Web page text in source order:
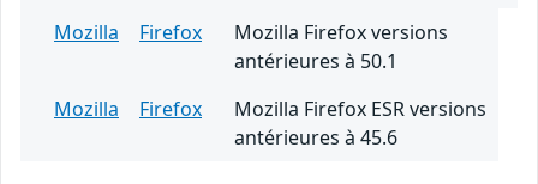
Mozilla Firefox
Mozilla Firefox versions
antérieures à 50.1
Mozilla
Firefox
Mozilla Firefox ESR versions
antérieures à 45.6